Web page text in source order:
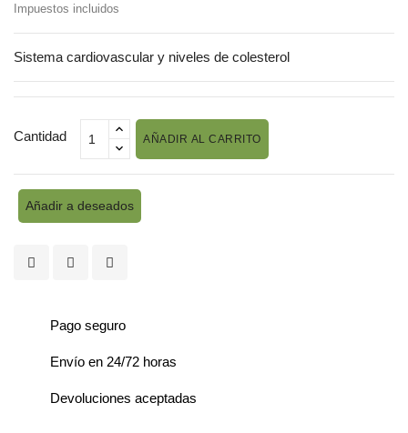
Impuestos incluidos
Sistema cardiovascular y niveles de colesterol
Cantidad AÑADIR AL CARRITO
Añadir a deseados
Pago seguro
Envío en 24/72 horas
Devoluciones aceptadas